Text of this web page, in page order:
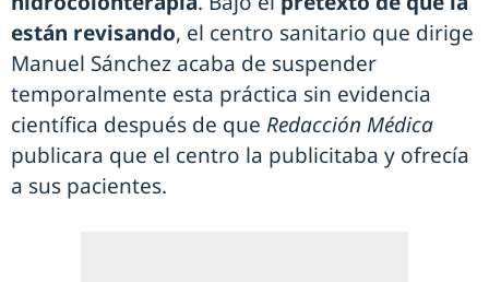
están revisando, el centro sanitario que dirige
Manuel Sánchez acaba de suspender
temporalmente esta práctica sin evidencia
científica después de que Redacción Médica
publicara que el centro la publicitaba y ofrecía
a sus pacientes.